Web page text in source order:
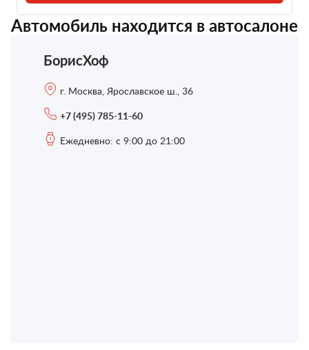
Автомобиль находится в автосалоне
БорисХоф
г. Москва, Ярославское ш., 36
+7 (495) 785-11-60
Ежедневно: с 9:00 до 21:00